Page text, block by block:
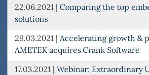
22.06.2021 | Comparing the top
solutions
29.03.2021 | Accelerating growth &
AMETEK acquires Crank Software
17.03.2021 | Webinar: Extraordinary